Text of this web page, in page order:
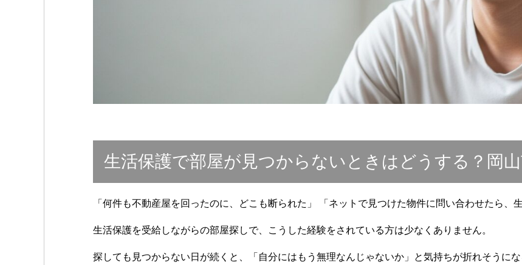
生活保護で部屋が見つからないときはどうする？岡
「何件も不動産屋を回ったのに、どこも断られた」 「ネットで見つけた物件に問い合わせたら、
生活保護を受給しながらの部屋探しで、こうした経験をされている方は少なくありません。
探しても見つからない日が続くと、「自分にはもう無理なんじゃないか」と気持ちが折れそうにな